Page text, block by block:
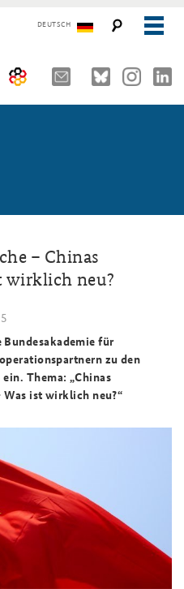
DEUTSCH
Officials
– Chinas
wirklich neu?
für
zu den
Thema: „Chinas
ist wirklich neu?“